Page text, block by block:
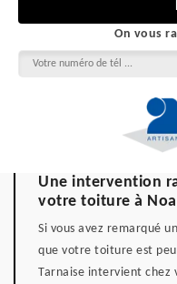
On vous
Une intervention
votre toiture à
Si vous avez remarqué
que votre toiture est
Tarnaise intervient chez